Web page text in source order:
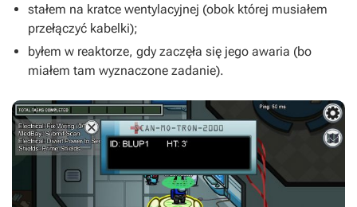
stałem na kratce wentylacyjnej (obok której musiałem
przełączyć kabelki);
byłem w reaktorze, gdy zaczęła się jego awaria (bo
miałem tam wyznaczone zadanie).